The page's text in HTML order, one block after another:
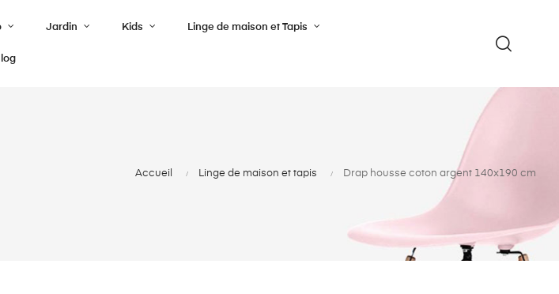
Jardin Kids Linge de maison et Tapis
Accueil Linge de maison et tapis Drap housse coton argent 140x190 cm